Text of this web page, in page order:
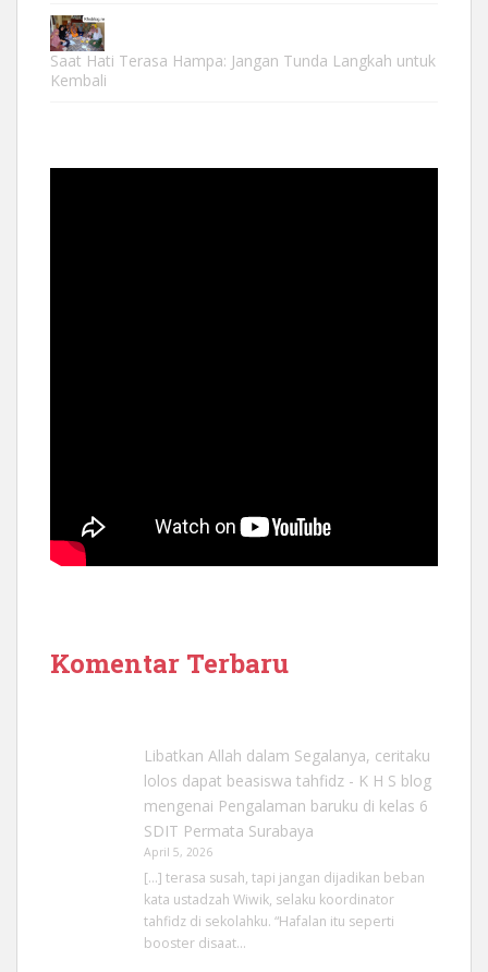
Saat Hati Terasa Hampa: Jangan Tunda Langkah untuk
Kembali
Komentar Terbaru
Libatkan Allah dalam Segalanya, ceritaku
lolos dapat beasiswa tahfidz - K H S blog
mengenai Pengalaman baruku di kelas 6
SDIT Permata Surabaya
April 5, 2026
[…] terasa susah, tapi jangan dijadikan beban
kata ustadzah Wiwik, selaku koordinator
tahfidz di sekolahku. “Hafalan itu seperti
booster disaat…